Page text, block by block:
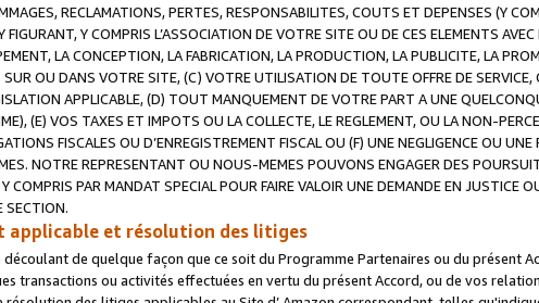
RECLAMATIONS, PERTES, RESPONSABILITES, COUTS ET DEPENSES (Y
FIGURANT, Y COMPRIS L’ASSOCIATION DE VOTRE SITE OU DE CES ELEMENTS
LA CONCEPTION, LA FABRICATION, LA PRODUCTION, LA PUBLICITE, LA
SUR OU DANS VOTRE SITE, (C) VOTRE UTILISATION DE TOUTE OFFRE DE
APPLICABLE, (D) TOUT MANQUEMENT DE VOTRE PART A UNE
(E) VOS TAXES ET IMPOTS OU LA COLLECTE, LE REGLEMENT, OU LA NON-
FISCALES OU D’ENREGISTREMENT FISCAL OU (F) UNE NEGLIGENCE OU
NOTRE REPRESENTANT OU NOUS-MEMES POUVONS ENGAGER DES
COMPRIS PAR MANDAT SPECIAL POUR FAIRE VALOIR UNE DEMANDE EN
SECTION.
applicable et résolution des litiges
de quelque façon que ce soit du Programme Partenaires ou du présent
transactions ou activités effectuées en vertu du présent Accord, ou de vos